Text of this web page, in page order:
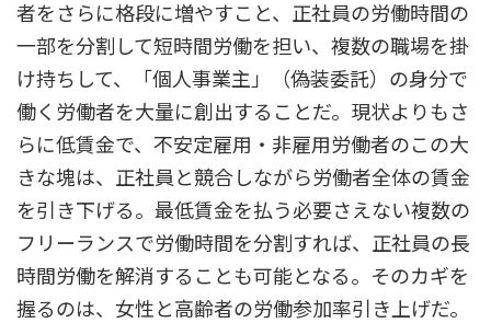
者をさらに格段に増やすこと、正社員の労働時間の
一部を分割して短時間労働を担い、複数の職場を掛
け持ちして、「個人事業主」（偽装委託）の身分で
働く労働者を大量に創出することだ。現状よりもさ
らに低賃金で、不安定雇用・非雇用労働者のこの大
きな塊は、正社員と競合しながら労働者全体の賃金
を引き下げる。最低賃金を払う必要さえない複数の
フリーランスで労働時間を分割すれば、正社員の長
時間労働を解消することも可能となる。そのカギを
握るのは、女性と高齢者の労働参加率引き上げだ。